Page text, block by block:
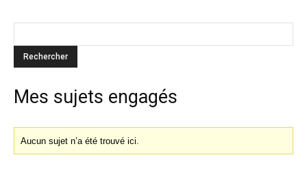
Mes sujets engagés
Aucun sujet n’a été trouvé ici.